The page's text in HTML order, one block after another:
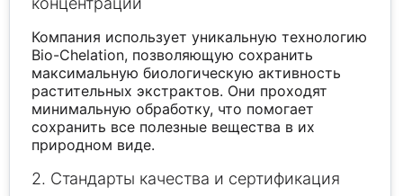
Компания использует уникальную технологию
Bio-Chelation, позволяющую сохранить
максимальную биологическую активность
растительных экстрактов. Они проходят
минимальную обработку, что помогает
сохранить все полезные вещества в их
природном виде.
2. Стандарты качества и сертификация